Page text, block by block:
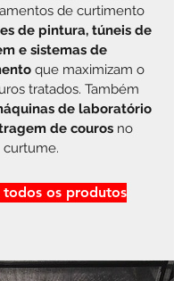
de curtimento
de pintura, túneis de
e sistemas de
que maximizam o
tratados. Também
de laboratório
de couros no
curtume.
todos os produtos